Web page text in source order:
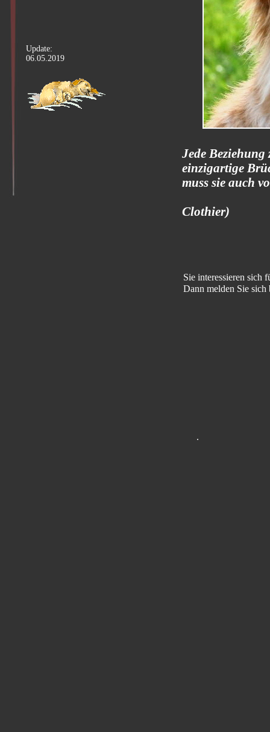
Update:
06.05.2019
Jede Beziehung
einzigartige
muss sie auch
Clothier)
Sie interessieren sich
Dann melden Sie
.